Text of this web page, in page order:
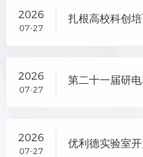
2026
07-27
2026
07-27
2026
07-27